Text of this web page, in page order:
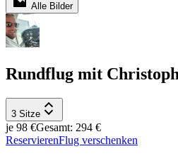
Alle Bilder
Rundflug mit
3 Sitze
je 98 €Gesamt: 294 €
ReservierenFlug verschenken